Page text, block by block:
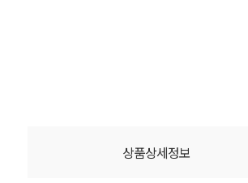
상품상세정보